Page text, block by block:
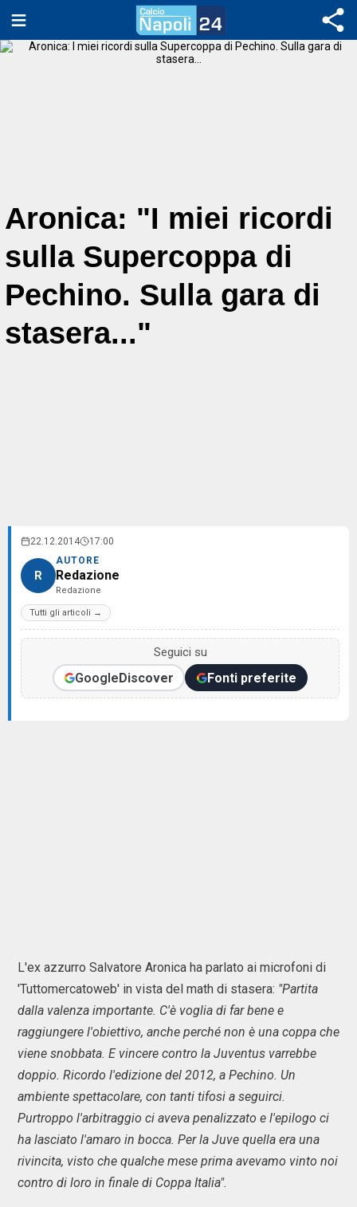
Aronica: "I miei ricordi
sulla Supercoppa di
Pechino. Sulla gara di
stasera..."
22.12.2014 17:00
R
AUTORE
Redazione
Redazione
Tutti gli articoli →
Seguici su
GoogleDiscover Fonti preferite
L'ex azzurro Salvatore Aronica ha parlato ai microfoni di
'Tuttomercatoweb' in vista del math di stasera: "Partita
dalla valenza importante. C'è voglia di far bene e
raggiungere l'obiettivo, anche perché non è una coppa che
viene snobbata. E vincere contro la Juventus varrebbe
doppio. Ricordo l'edizione del 2012, a Pechino. Un
ambiente spettacolare, con tanti tifosi a seguirci.
Purtroppo l'arbitraggio ci aveva penalizzato e l'epilogo ci
ha lasciato l'amaro in bocca. Per la Juve quella era una
rivincita, visto che qualche mese prima avevamo vinto noi
contro di loro in finale di Coppa Italia".